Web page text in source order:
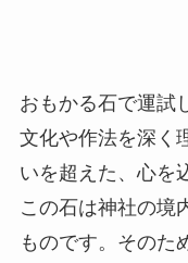
おもかる石で運試
文化や作法を深く
いを超えた、心を
この石は神社の境
ものです。そのた